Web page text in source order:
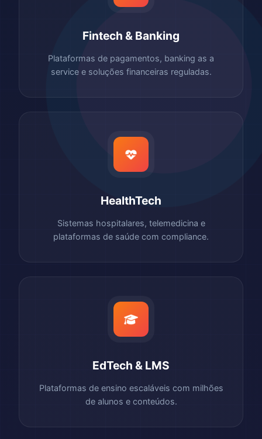
Fintech & Banking
Plataformas de pagamentos, banking as a
service e soluções financeiras reguladas.
HealthTech
Sistemas hospitalares, telemedicina e
plataformas de saúde com compliance.
EdTech & LMS
Plataformas de ensino escaláveis com milhões
de alunos e conteúdos.